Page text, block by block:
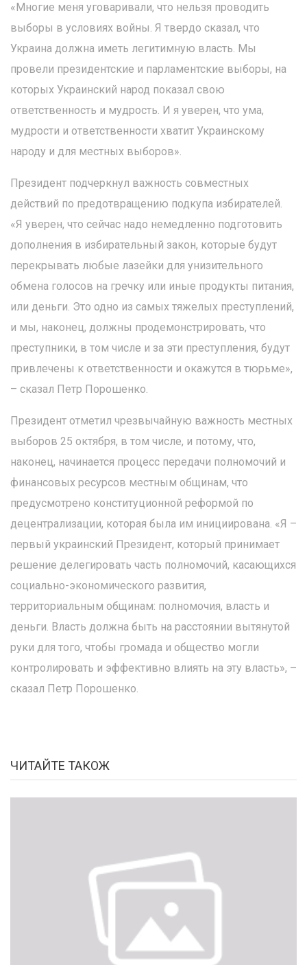
«Многие меня уговаривали, что нельзя проводить
выборы в условиях войны. Я твердо сказал, что
Украина должна иметь легитимную власть. Мы
провели президентские и парламентские выборы, на
которых Украинский народ показал свою
ответственность и мудрость. И я уверен, что ума,
мудрости и ответственности хватит Украинскому
народу и для местных выборов».
Президент подчеркнул важность совместных
действий по предотвращению подкупа избирателей.
«Я уверен, что сейчас надо немедленно подготовить
дополнения в избирательный закон, которые будут
перекрывать любые лазейки для унизительного
обмена голосов на гречку или иные продукты питания,
или деньги. Это одно из самых тяжелых преступлений,
и мы, наконец, должны продемонстрировать, что
преступники, в том числе и за эти преступления, будут
привлечены к ответственности и окажутся в тюрьме»,
– сказал Петр Порошенко.
Президент отметил чрезвычайную важность местных
выборов 25 октября, в том числе, и потому, что,
наконец, начинается процесс передачи полномочий и
финансовых ресурсов местным общинам, что
предусмотрено конституционной реформой по
децентрализации, которая была им инициирована. «Я –
первый украинский Президент, который принимает
решение делегировать часть полномочий, касающихся
социально-экономического развития,
территориальным общинам: полномочия, власть и
деньги. Власть должна быть на расстоянии вытянутой
руки для того, чтобы громада и общество могли
контролировать и эффективно влиять на эту власть», –
сказал Петр Порошенко.
ЧИТАЙТЕ ТАКОЖ